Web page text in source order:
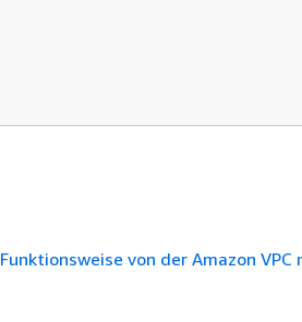
Funktionsweise von der Amazon VPC